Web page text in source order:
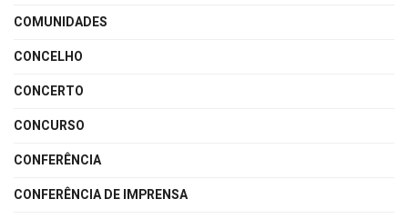
COMUNIDADES
CONCELHO
CONCERTO
CONCURSO
CONFERÊNCIA
CONFERÊNCIA DE IMPRENSA